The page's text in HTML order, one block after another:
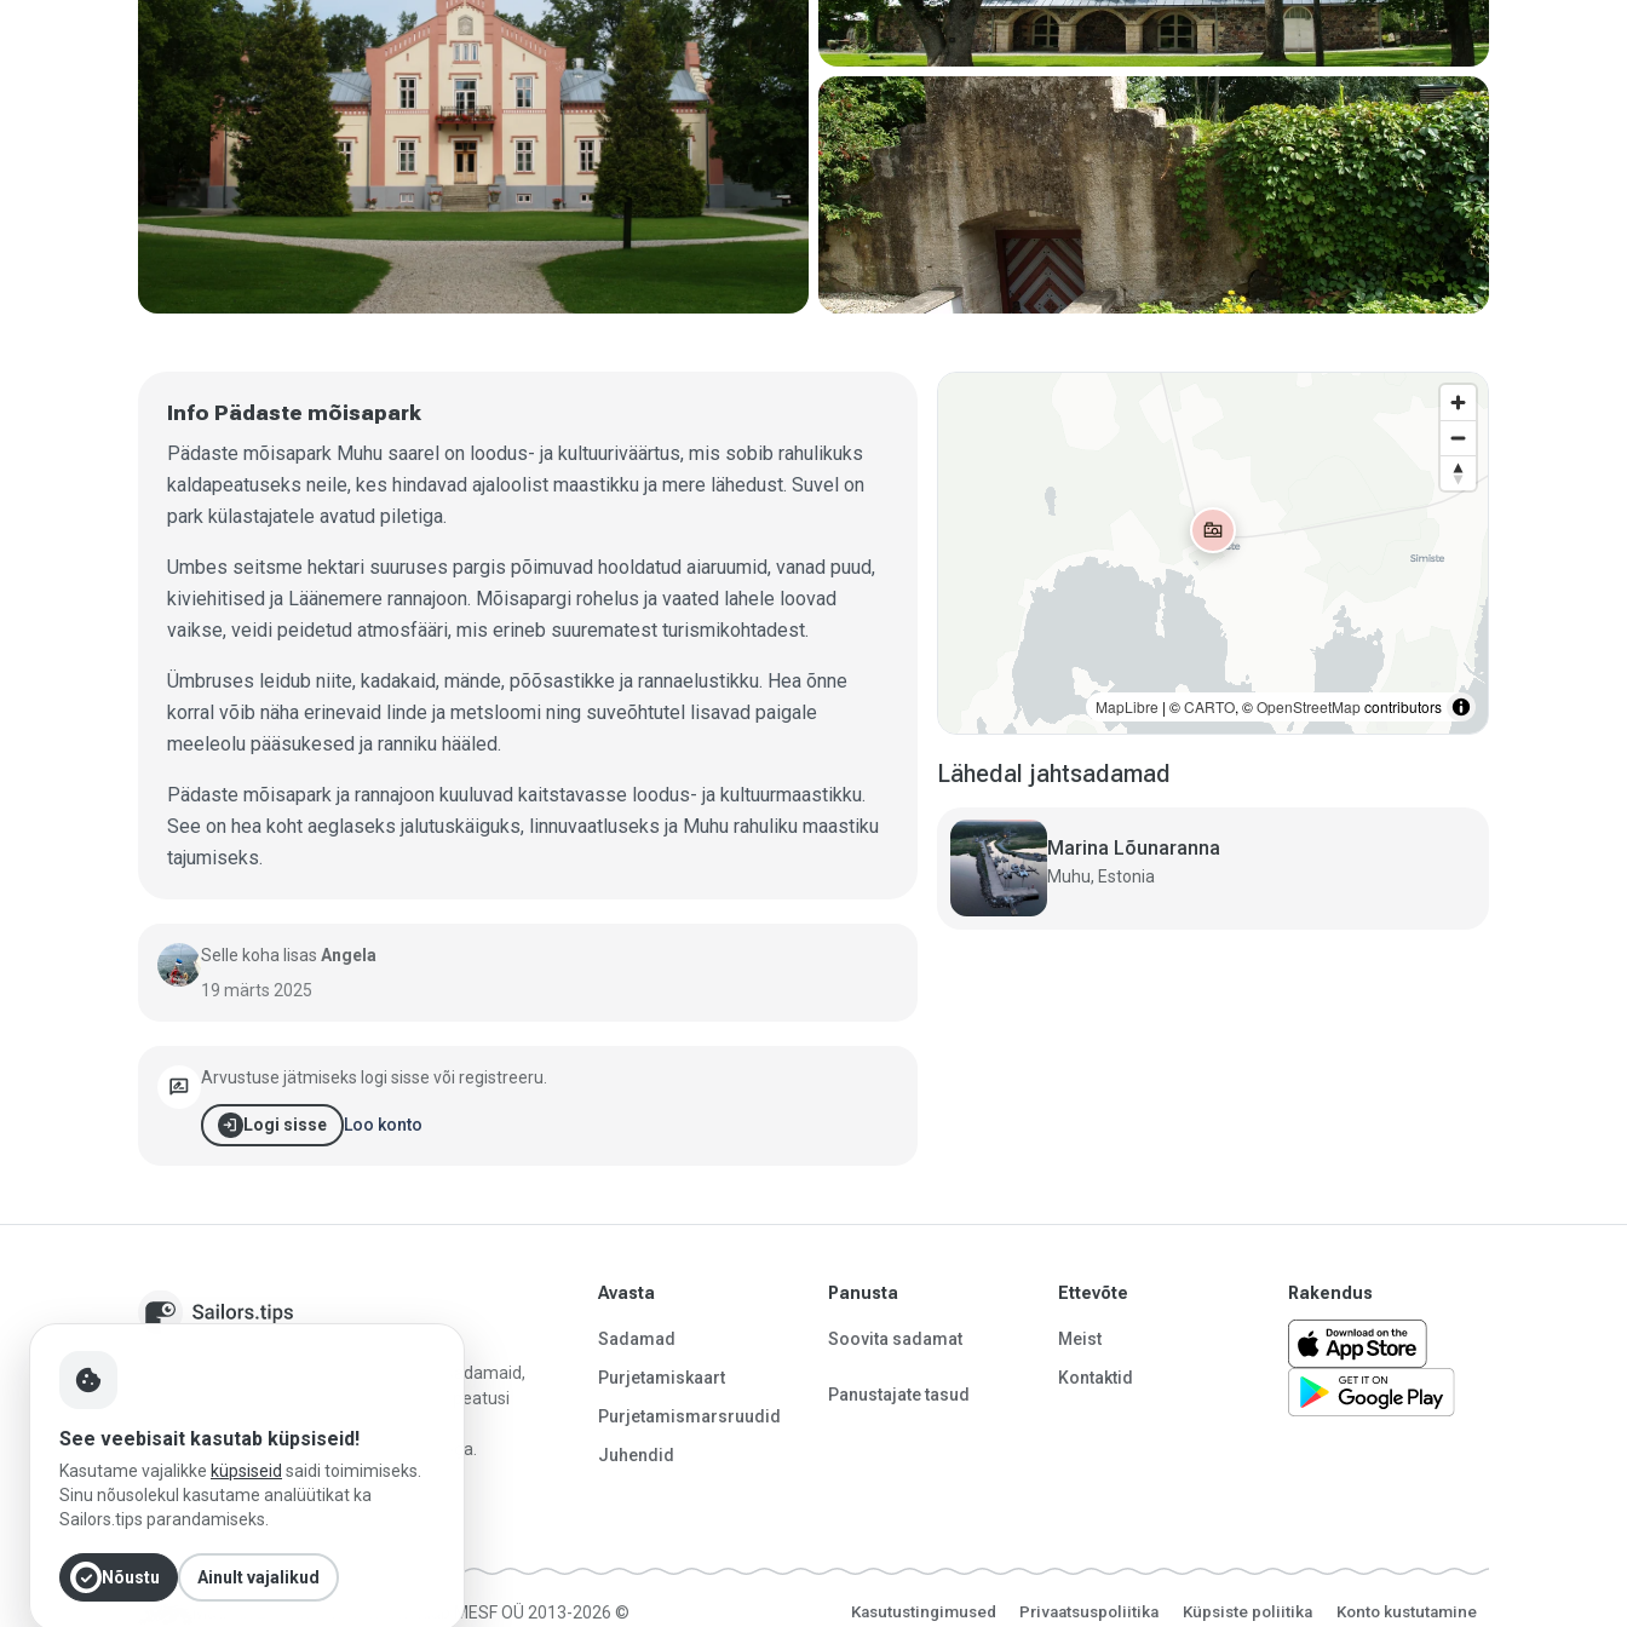
Info Pädaste mõisapark
Pädaste mõisapark Muhu saarel on loodus- ja kultuuriväärtus, mis sobib rahulikuks
kaldapeatuseks neile, kes hindavad ajaloolist maastikku ja mere lähedust. Suvel on
park külastajatele avatud piletiga.
Umbes seitsme hektari suuruses pargis põimuvad hooldatud aiaruumid, vanad puud,
kiviehitised ja Läänemere rannajoon. Mõisapargi rohelus ja vaated lahele loovad
vaikse, veidi peidetud atmosfääri, mis erineb suurematest turismikohtadest.
Ümbruses leidub niite, kadakaid, mände, põõsastikke ja rannaelustikku. Hea õnne
korral võib näha erinevaid linde ja metsloomi ning suveõhtutel lisavad paigale
meeleolu pääsukesed ja ranniku hääled.
Pädaste mõisapark ja rannajoon kuuluvad kaitstavasse loodus- ja kultuurmaastikku.
See on hea koht aeglaseks jalutuskäiguks, linnuvaatluseks ja Muhu rahuliku maastiku
tajumiseks.
Selle koha lisas Angela
19 märts 2025
rate_review Arvustuse jätmiseks logi sisse või registreeru.
login Logi sisse Loo konto
MapLibre | ©CARTO, ©OpenStreetMapcontributors
Lähedal jahtsadamad
Marina Lõunaranna
Muhu, Estonia
Sailors.tips aitab kipparitel avastada jahtsadamaid,
võrrelda sihtkohti ja planeerida paremaid peatusi
purjetamisteadmiste ja praktilise reisiinfoga.
Avasta
Sadamad
Purjetamiskaart
Purjetamismarsruudid
Juhendid
Panusta
Soovita sadamat
Panustajate tasud
Ettevõte
Meist
Kontaktid
Rakendus
Platvormi haldab MESF OÜ 2013-2026 © Kasutustingimused Privaatsuspoliitika Küpsiste poliitika Konto kustutamine
cookie
See veebisait kasutab küpsiseid!
Kasutame vajalikke küpsiseid saidi toimimiseks.
Sinu nõusolekul kasutame analüütikat ka
Sailors.tips parandamiseks.
check_circle Nõustu Ainult vajalikud